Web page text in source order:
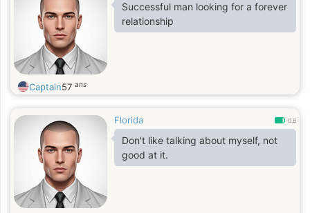
Successful man looking for a forever
relationship
Captain57 ans
Florida 0.8
Don't like talking about myself, not
good at it.